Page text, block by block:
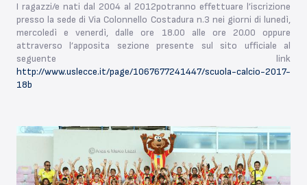
I ragazzi/e nati dal 2004 al 2012potranno effettuare l’iscrizione
presso la sede di Via Colonnello Costadura n.3 nei giorni di lunedì,
mercoledì e venerdì, dalle ore 18.00 alle ore 20.00 oppure
attraverso l’apposita sezione presente sul sito ufficiale al
seguente link
http://www.uslecce.it/page/1067677241447/scuola-calcio-2017-
18b